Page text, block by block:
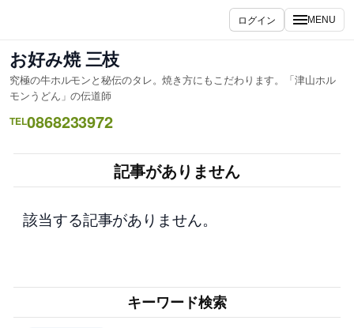
ス
キ
ッ
プ
ログイン MENU
お好み焼 三枝
究極の牛ホルモンと秘伝のタレ。焼き方にもこだわります。「津山ホル
モンうどん」の伝道師
TEL0868233972
記事がありません
該当する記事がありません。
キーワード検索